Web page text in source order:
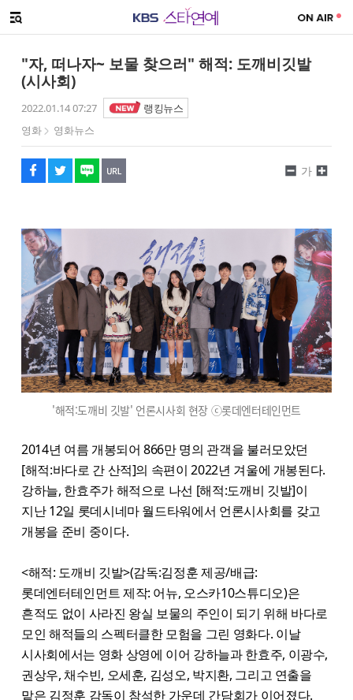
메뉴 열기
"자, 떠나자~ 보물 찾으러" 해적: 도깨비깃발
(시사회)
2022.01.14 07:27
랭킹뉴스
영화
영화뉴스
페이스북
트위터
네이버
URL복사
글씨 작게보기
가
글씨 크게보기
'해적:도깨비 깃발' 언론시사회 현장 ⓒ롯데엔터테인먼트
2014년 여름 개봉되어 866만 명의 관객을 불러모았던
[해적:바다로 간 산적]의 속편이 2022년 겨울에 개봉된다.
강하늘, 한효주가 해적으로 나선 [해적:도깨비 깃발]이
지난 12일 롯데시네마 월드타워에서 언론시사회를 갖고
개봉을 준비 중이다.
<해적: 도깨비 깃발>(감독:김정훈 제공/배급:
롯데엔터테인먼트 제작: 어뉴, 오스카10스튜디오)은
흔적도 없이 사라진 왕실 보물의 주인이 되기 위해 바다로
모인 해적들의 스펙터클한 모험을 그린 영화다. 이날
시사회에서는 영화 상영에 이어 강하늘과 한효주, 이광수,
권상우, 채수빈, 오세훈, 김성오, 박지환, 그리고 연출을
맡은 김정훈 감독이 참석한 가운데 간담회가 이어졌다.